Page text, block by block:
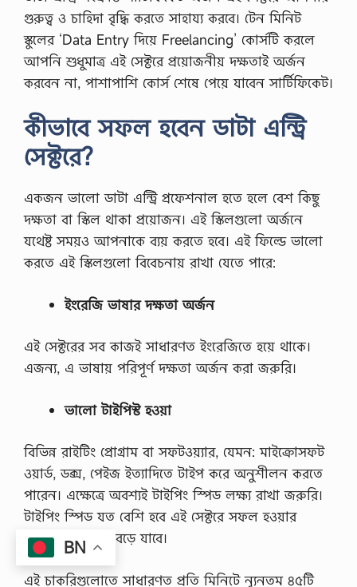
গুরুত্ব ও চাহিদা বৃদ্ধি করতে সাহায্য করবে। টেন মিনিট
স্কুলের ‘Data Entry দিয়ে Freelancing’ কোর্সটি করলে
আপনি শুধুমাত্র এই সেক্টরে প্রয়োজনীয় দক্ষতাই অর্জন
করবেন না, পাশাপাশি কোর্স শেষে পেয়ে যাবেন সার্টিফিকেট।
কীভাবে সফল হবেন ডাটা এন্ট্রি
সেক্টরে?
একজন ভালো ডাটা এন্ট্রি প্রফেশনাল হতে হলে বেশ কিছু
দক্ষতা বা স্কিল থাকা প্রয়োজন। এই স্কিলগুলো অর্জনে
যথেষ্ট সময়ও আপনাকে ব্যয় করতে হবে। এই ফিল্ডে ভালো
করতে এই স্কিলগুলো বিবেচনায় রাখা যেতে পারে:
ইংরেজি ভাষার দক্ষতা অর্জন
এই সেক্টরের সব কাজই সাধারণত ইংরেজিতে হয়ে থাকে।
এজন্য, এ ভাষায় পরিপূর্ণ দক্ষতা অর্জন করা জরুরি।
ভালো টাইপিস্ট হওয়া
বিভিন্ন রাইটিং প্রোগ্রাম বা সফটওয়্যার, যেমন: মাইক্রোসফট
ওয়ার্ড, ডক্স, পেইজ ইত্যাদিতে টাইপ করে অনুশীলন করতে
পারেন। এক্ষেত্রে অবশ্যই টাইপিং স্পিড লক্ষ্য রাখা জরুরি।
টাইপিং স্পিড যত বেশি হবে এই সেক্টরে সফল হওয়ার
সম্ভাবনা ততটাই বেড়ে যাবে।
এই চাকরিগুলোতে সাধারণত প্রতি মিনিটে ন্যূনতম ৪৫টি
BN